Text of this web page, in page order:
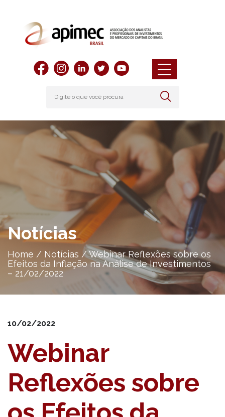
Notícias
Home / Notícias /Webinar Reflexões sobre os
Efeitos da Inflação na Análise de Investimentos
– 21/02/2022
10/02/2022
Webinar
Reflexões sobre